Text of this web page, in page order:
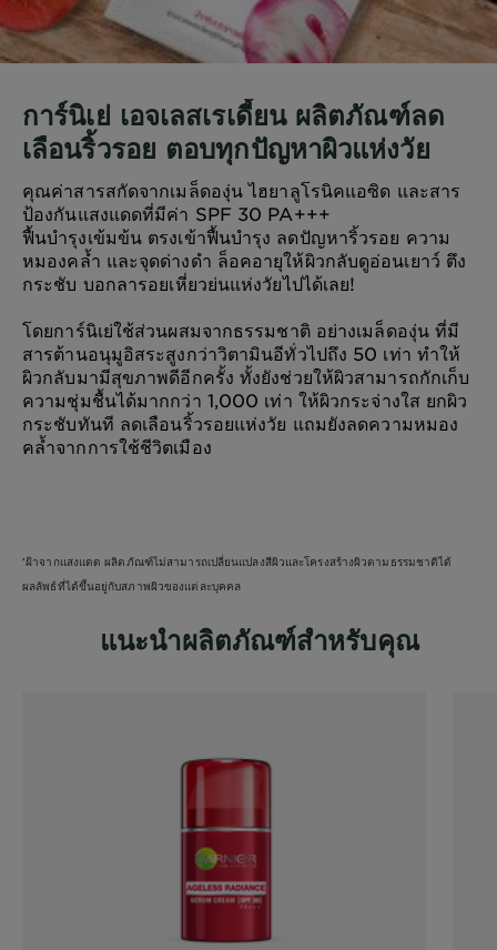
การ์นิเย่ เอจเลสเรเดี้ยน ผลิตภัณฑ์ลด
เลือนริ้วรอย ตอบทุกปัญหาผิวแห่งวัย
คุณค่าสารสกัดจากเมล็ดองุ่น ไฮยาลูโรนิคแอซิด และสาร
ป้องกันแสงแดดที่มีค่า SPF 30 PA+++
ฟื้นบำรุงเข้มข้น ตรงเข้าฟื้นบำรุง ลดปัญหาริ้วรอย ความ
หมองคล้ำ และจุดด่างดำ ล็อคอายุให้ผิวกลับดูอ่อนเยาว์ ตึง
กระชับ บอกลารอยเหี่ยวย่นแห่งวัยไปได้เลย!
โดยการ์นิเย่ใช้ส่วนผสมจากธรรมชาติ อย่างเมล็ดองุ่น ที่มี
สารต้านอนุมูอิสระสูงกว่าวิตามินอีทั่วไปถึง 50 เท่า ทำให้
ผิวกลับมามีสุขภาพดีอีกครั้ง ทั้งยังช่วยให้ผิวสามารถกักเก็บ
ความชุ่มชื้นได้มากกว่า 1,000 เท่า ให้ผิวกระจ่างใส ยกผิว
กระชับทันที ลดเลือนริ้วรอยแห่งวัย แถมยังลดความหมอง
คล้ำจากการใช้ชีวิตเมือง
’ฝ้าจากแสงแดด ผลิตภัณฑ์ไม่สามารถเปลี่ยนแปลงสีผิวและโครงสร้างผิวตามธรรมชาติได้
ผลลัพธ์ที่ได้ขึ้นอยู่กับสภาพผิวของแต่ละบุคคล
แนะนำผลิตภัณฑ์สำหรับคุณ